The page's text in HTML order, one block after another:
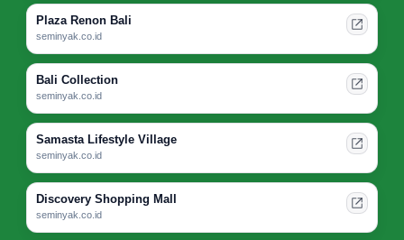
Plaza Renon Bali
seminyak.co.id
Bali Collection
seminyak.co.id
Samasta Lifestyle Village
seminyak.co.id
Discovery Shopping Mall
seminyak.co.id